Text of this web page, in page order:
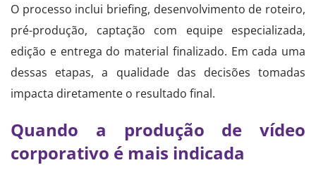
O processo inclui briefing, desenvolvimento de roteiro,
pré-produção, captação com equipe especializada,
edição e entrega do material finalizado. Em cada uma
dessas etapas, a qualidade das decisões tomadas
impacta diretamente o resultado final.
Quando a produção de vídeo
corporativo é mais indicada